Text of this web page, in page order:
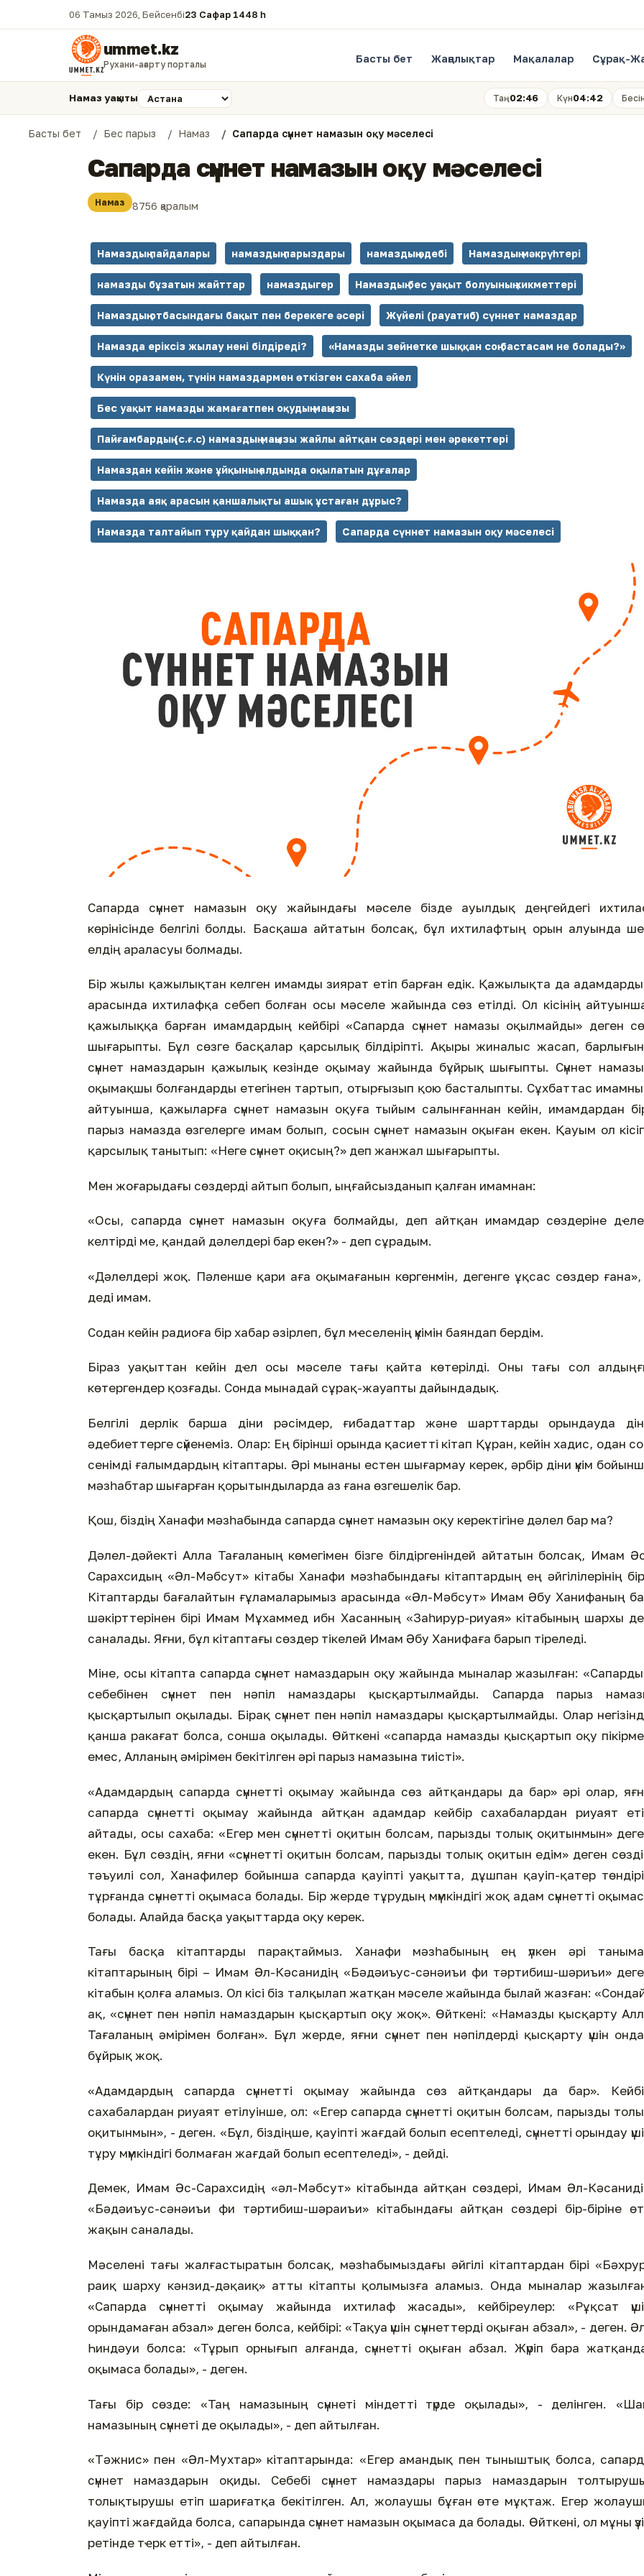
06 Тамыз 2026, Бейсенбі23 Сафар 1448 һ.
ummet.kz
Рухани-ағарту порталы Басты бет Жаңалықтар Мақалалар Сұрақ-
Намаз уақыты Таң02:46 Күн04:42
Басты бет Бес парыз Намаз Сапарда сүннет намазын оқу мәселесі
Сапарда сүннет намазын оқу мәселесі
Намаз 8756 қаралым
Намаздың пайдалары намаздың парыздары намаздың әдебі Намаздың мәкрүһтері
намазды бұзатын жайттар намаздыгер Намаздың бес уақыт болуының хикметтері
Намаздың отбасындағы бақыт пен берекеге әсері Жүйелі (рауатиб) сүннет намаздар
Намазда еріксіз жылау нені білдіреді? «Намазды зейнетке шыққан соң бастасам не болады?»
Күнін оразамен, түнін намаздармен өткізген сахаба әйел
Бес уақыт намазды жамағатпен оқудың маңызы
Пайғамбардың (с.ғ.с) намаздың маңызы жайлы айтқан сөздері мен әрекеттері
Намаздан кейін және ұйқының алдында оқылатын дұғалар
Намазда аяқ арасын қаншалықты ашық ұстаған дұрыс?
Намазда талтайып тұру қайдан шыққан? Сапарда сүннет намазын оқу мәселесі
Сапарда сүннет намазын оқу жайындағы мәселе бізде ауылдық деңгейдегі
көрінісінде белгілі болды. Басқаша айтатын болсақ, бұл ихтилафтың орын алуында
елдің араласуы болмады.
Бір жылы қажылықтан келген имамды зиярат етіп барған едік. Қажылықта да
арасында ихтилафқа себеп болған осы мәселе жайында сөз етілді. Ол кісінің
қажылыққа барған имамдардың кейбірі «Сапарда сүннет намазы оқылмайды» деген
шығарыпты. Бұл сөзге басқалар қарсылық білдіріпті. Ақыры жиналыс жасап,
сүннет намаздарын қажылық кезінде оқымау жайында бұйрық шығыпты. Сүннет
оқымақшы болғандарды етегінен тартып, отырғызып қою басталыпты. Сұхбаттас
айтуынша, қажыларға сүннет намазын оқуға тыйым салынғаннан кейін, имамдардан
парыз намазда өзгелерге имам болып, сосын сүннет намазын оқыған екен. Қауым ол
қарсылық танытып: «Неге сүннет оқисың?» деп жанжал шығарыпты.
Мен жоғарыдағы сөздерді айтып болып, ыңғайсызданып қалған имамнан:
«Осы, сапарда сүннет намазын оқуға болмайды, деп айтқан имамдар сөздеріне
келтірді ме, қандай дәлелдері бар екен?» - деп сұрадым.
«Дәлелдері жоқ. Пәленше қари аға оқымағанын көргенмін, дегенге ұқсас сөздер
деді имам.
Содан кейін радиоға бір хабар әзірлеп, бұл мҽселенің үкімін баяндап бердім.
Біраз уақыттан кейін дҽл осы мәселе тағы қайта көтерілді. Оны тағы сол
көтергендер қозғады. Сонда мынадай сұрақ-жауапты дайындадық.
Белгілі дерлік барша діни рәсімдер, ғибадаттар және шарттарды орындауда
әдебиеттерге сүйенеміз. Олар: Ең бірінші орында қасиетті кітап Құран, кейін хадис, одан
сенімді ғалымдардың кітаптары. Әрі мынаны естен шығармау керек, әрбір діни үкім
мәзһабтар шығарған қорытындыларда аз ғана өзгешелік бар.
Қош, біздің Ханафи мәзһабында сапарда сүннет намазын оқу керектігіне дәлел бар ма?
Дәлел-дәйекті Алла Тағаланың көмегімен бізге білдіргеніндей айтатын болсақ, Имам
Сарахсидың «Әл-Мәбсут» кітабы Ханафи мәзһабындағы кітаптардың ең әйгілілерінің
Кітаптарды бағалайтын ғұламаларымыз арасында «Әл-Мәбсут» Имам Әбу Ханифаның
шәкірттерінен бірі Имам Мұхаммед ибн Хасанның «Заһирур-риуая» кітабының шархы
саналады. Яғни, бұл кітаптағы сөздер тікелей Имам Әбу Ханифаға барып тіреледі.
Міне, осы кітапта сапарда сүннет намаздарын оқу жайында мыналар жазылған:
себебінен сүннет пен нәпіл намаздары қысқартылмайды. Сапарда парыз
қысқартылып оқылады. Бірақ сүннет пен нәпіл намаздары қысқартылмайды. Олар
қанша ракағат болса, сонша оқылады. Өйткені «сапарда намазды қысқартып оқу
емес, Алланың әмірімен бекітілген әрі парыз намазына тиісті».
«Адамдардың сапарда сүннетті оқымау жайында сөз айтқандары да бар» әрі олар,
сапарда сүннетті оқымау жайында айтқан адамдар кейбір сахабалардан риуаят
айтады, осы сахаба: «Егер мен сүннетті оқитын болсам, парызды толық оқитынмын»
екен. Бұл сөздің, яғни «сүннетті оқитын болсам, парызды толық оқитын едім» деген
тәъуилі сол, Ханафилер бойынша сапарда қауіпті уақытта, дұшпан қауіп-қатер
тұрғанда сүннетті оқымаса болады. Бір жерде тұрудың мүмкіндігі жоқ адам сүннетті
болады. Алайда басқа уақыттарда оқу керек.
Тағы басқа кітаптарды парақтаймыз. Ханафи мәзһабының ең үлкен әрі
кітаптарының бірі – Имам Әл-Кәсанидің «Бәдәиъус-сәнәиъи фи тәртибиш-шәриъи»
кітабын қолға аламыз. Ол кісі біз талқылап жатқан мәселе жайында былай жазған:
ақ, «сүннет пен нәпіл намаздарын қысқартып оқу жоқ». Өйткені: «Намазды қысқарту
Тағаланың әмірімен болған». Бұл жерде, яғни сүннет пен нәпілдерді қысқарту үшін
бұйрық жоқ.
«Адамдардың сапарда сүннетті оқымау жайында сөз айтқандары да бар».
сахабалардан риуаят етілуінше, ол: «Егер сапарда сүннетті оқитын болсам, парызды
оқитынмын», - деген. «Бұл, біздіңше, қауіпті жағдай болып есептеледі, сүннетті орындау
тұру мүмкіндігі болмаған жағдай болып есептеледі», - дейді.
Демек, Имам Әс-Сарахсидің «әл-Мәбсут» кітабында айтқан сөздері, Имам Әл-
«Бәдәиъус-сәнәиъи фи тәртибиш-шәраиъи» кітабындағы айтқан сөздері бір-біріне
жақын саналады.
Мәселені тағы жалғастыратын болсақ, мәзһабымыздағы әйгілі кітаптардан бірі
раиқ шарху кәнзид-дәқаиқ» атты кітапты қолымызға аламыз. Онда мыналар
«Сапарда сүннетті оқымау жайында ихтилаф жасады», кейбіреулер: «Рұқсат
орындамаған абзал» деген болса, кейбірі: «Тақуа үшін сүннеттерді оқыған абзал», - деген.
Һиндәуи болса: «Тұрып орнығып алғанда, сүннетті оқыған абзал. Жүріп бара
оқымаса болады», - деген.
Тағы бір сөзде: «Таң намазының сүннеті міндетті түрде оқылады», - делінген.
намазының сүннеті де оқылады», - деп айтылған.
«Тәжнис» пен «Әл-Мухтар» кітаптарында: «Егер амандық пен тыныштық болса,
сүннет намаздарын оқиды. Себебі сүннет намаздары парыз намаздарын
толықтырушы етіп шариғатқа бекітілген. Ал, жолаушы бұған өте мұқтаж. Егер
қауіпті жағдайда болса, сапарында сүннет намазын оқымаса да болады. Өйткені, ол мұны
ретінде тҽрк етті», - деп айтылған.